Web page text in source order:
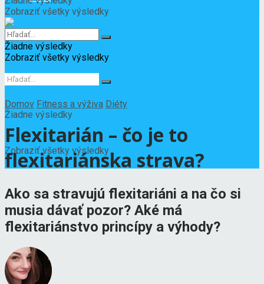
Kontakt
Žiadne výsledky
Zobraziť všetky výsledky
Zobraziť všetky výsledky
Žiadne výsledky
Zobraziť všetky výsledky
Domov Fitness a výživa Diéty
Flexitarián – čo je to
flexitariánska strava?
Ako sa stravujú flexitariáni a na čo si
musia dávať pozor? Aké má
flexitariánstvo princípy a výhody?